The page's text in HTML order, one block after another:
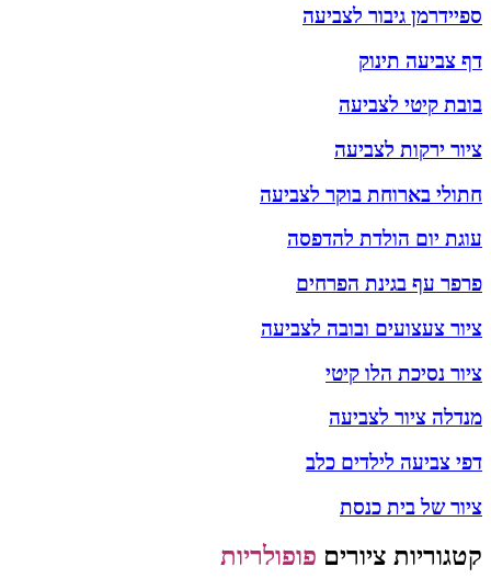
ספיידרמן גיבור לצביעה
דף צביעה תינוק
בובת קיטי לצביעה
ציור ירקות לצביעה
חתולי בארוחת בוקר לצביעה
עוגת יום הולדת להדפסה
פרפר עף בגינת הפרחים
ציור צעצועים ובובה לצביעה
ציור נסיכת הלו קיטי
מנדלה ציור לצביעה
דפי צביעה לילדים כלב
ציור של בית כנסת
קטגוריות ציורים פופולריות